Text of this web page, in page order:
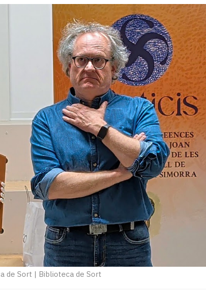
de Sort | Biblioteca de Sort